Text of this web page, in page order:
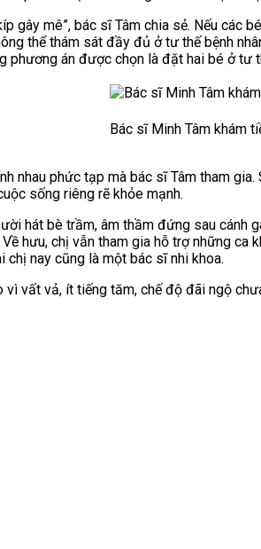
gây mê”, bác sĩ Tâm chia sẻ. Nếu
thể thám sát đầy đủ ở tư thế bệnh
phương án được chọn là đặt hai bé ở
Bác sĩ Minh Tâm khám
nhau phức tạp mà bác sĩ Tâm tham
sống riêng rẽ khỏe mạnh.
hát bè trầm, âm thầm đứng sau cánh
hưu, chị vẫn tham gia hỗ trợ những
chị nay cũng là một bác sĩ nhi khoa.
vì vất vả, ít tiếng tăm, chế độ đãi ngộ